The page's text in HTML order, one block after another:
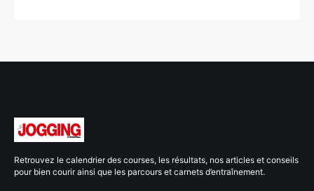
Retrouvez le calendrier des courses, les résultats, nos articles et conseils
pour bien courir ainsi que les parcours et carnets d’entraînement.